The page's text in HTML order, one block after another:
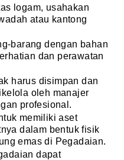
logam, usahakan
atau kantong
barang dengan bahan
dan perawatan
harus disimpan dan
oleh manajer
profesional.
memiliki aset
dalam bentuk fisik
emas di Pegadaian.
dapat